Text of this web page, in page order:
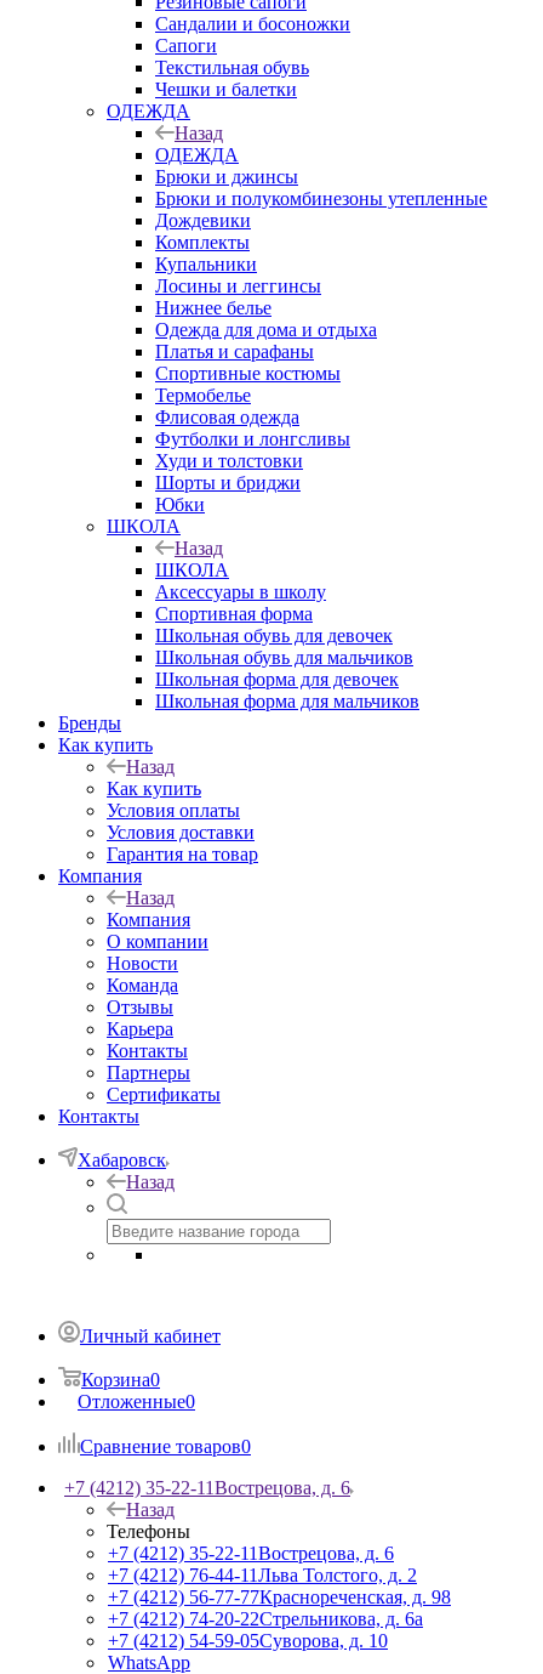
Сандалии и босоножки
Сапоги
Текстильная обувь
Чешки и балетки
ОДЕЖДА
Назад
ОДЕЖДА
Брюки и джинсы
Брюки и полукомбинезоны утепленные
Дождевики
Комплекты
Купальники
Лосины и леггинсы
Нижнее белье
Одежда для дома и отдыха
Платья и сарафаны
Спортивные костюмы
Термобелье
Флисовая одежда
Футболки и лонгсливы
Худи и толстовки
Шорты и бриджи
Юбки
ШКОЛА
Назад
ШКОЛА
Аксессуары в школу
Спортивная форма
Школьная обувь для девочек
Школьная обувь для мальчиков
Школьная форма для девочек
Школьная форма для мальчиков
Бренды
Как купить
Назад
Как купить
Условия оплаты
Условия доставки
Гарантия на товар
Компания
Назад
Компания
О компании
Новости
Команда
Отзывы
Карьера
Контакты
Партнеры
Сертификаты
Контакты
Хабаровск
Назад
Личный кабинет
Корзина0
Отложенные0
Сравнение товаров0
+7 (4212) 35-22-11Вострецова, д. 6
Назад
Телефоны
+7 (4212) 35-22-11Вострецова, д. 6
+7 (4212) 76-44-11Льва Толстого, д. 2
+7 (4212) 56-77-77Краснореченская, д. 98
+7 (4212) 74-20-22Стрельникова, д. 6а
+7 (4212) 54-59-05Суворова, д. 10
WhatsApp